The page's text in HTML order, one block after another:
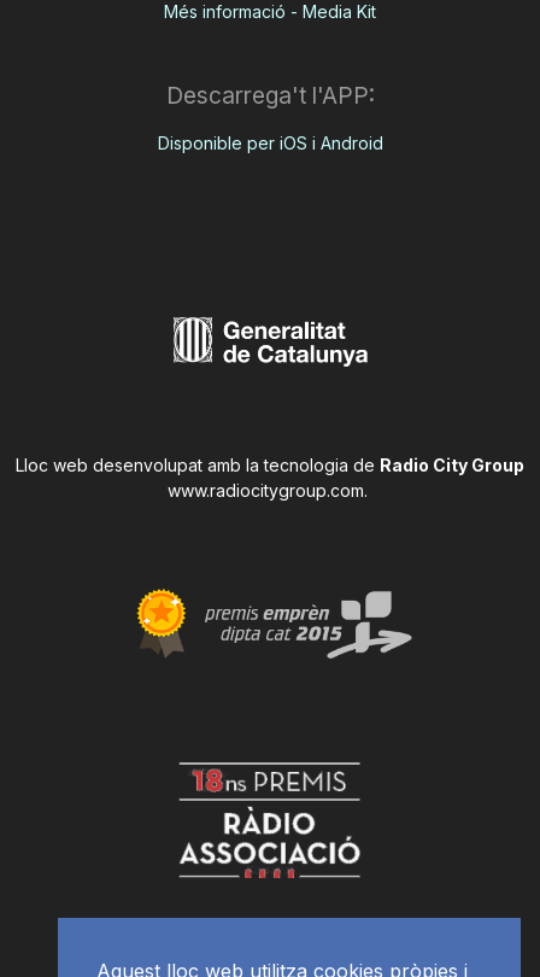
Més informació - Media Kit
Descarrega't l'APP:
Disponible per iOS i Android
Lloc web desenvolupat amb la tecnologia de Radio City Group
www.radiocitygroup.com.
Aquest lloc web utilitza cookies pròpies i